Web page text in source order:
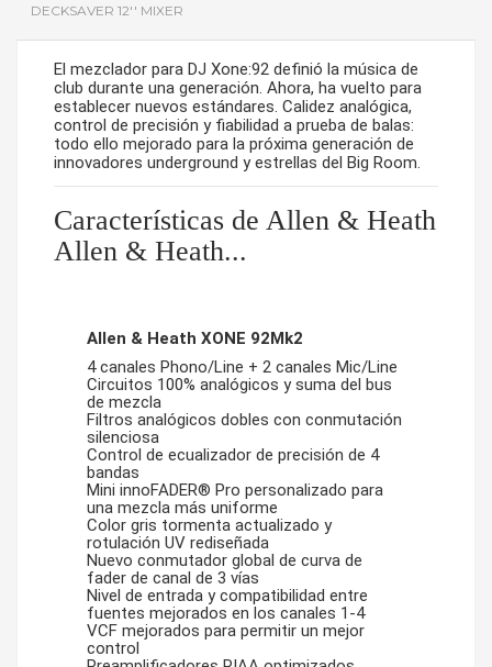
DECKSAVER 12'' MIXER
El mezclador para DJ Xone:92 definió la música de
club durante una generación. Ahora, ha vuelto para
establecer nuevos estándares. Calidez analógica,
control de precisión y fiabilidad a prueba de balas:
todo ello mejorado para la próxima generación de
innovadores underground y estrellas del Big Room.
Características de Allen & Heath
Allen & Heath...
Allen & Heath XONE 92Mk2
4 canales Phono/Line + 2 canales Mic/Line
Circuitos 100% analógicos y suma del bus
de mezcla
Filtros analógicos dobles con conmutación
silenciosa
Control de ecualizador de precisión de 4
bandas
Mini innoFADER® Pro personalizado para
una mezcla más uniforme
Color gris tormenta actualizado y
rotulación UV rediseñada
Nuevo conmutador global de curva de
fader de canal de 3 vías
Nivel de entrada y compatibilidad entre
fuentes mejorados en los canales 1-4
VCF mejorados para permitir un mejor
control